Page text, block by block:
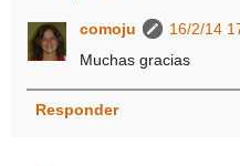
comoju
16/2/14
Muchas gracias
Responder